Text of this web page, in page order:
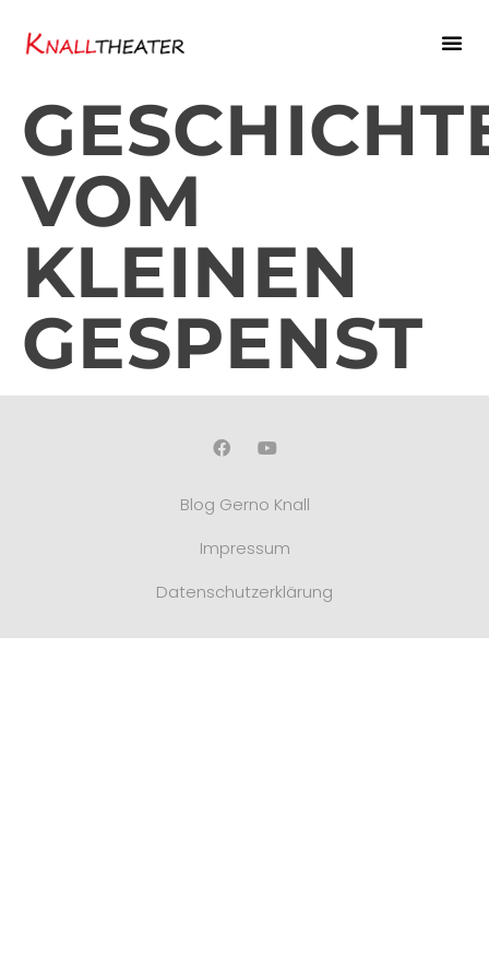
VOM
KLEINEN
GESPENST
Blog Gerno Knall
Impressum
Datenschutzerklärung